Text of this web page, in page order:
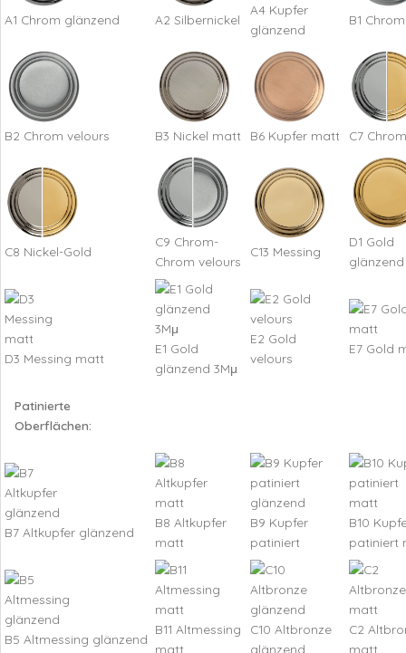
A1 Chrom glänzend A2 Silbernickel
A4 Kupfer
glänzend
B1
B2 Chrom velours B3 Nickel matt B6 Kupfer matt C7
C8 Nickel-Gold
C9 Chrom-
Chrom velours
C13 Messing
D1 Gold
glänzend
D3 Messing matt
E1 Gold
glänzend 3Mμ
E2 Gold
velours
E7 Gold
Patinierte
Oberflächen:
B7 Altkupfer glänzend
B8 Altkupfer
matt
B9 Kupfer
patiniert
B10
patiniert
B5 Altmessing glänzend
B11 Altmessing
matt
C10 Altbronze
glänzend
C2
matt